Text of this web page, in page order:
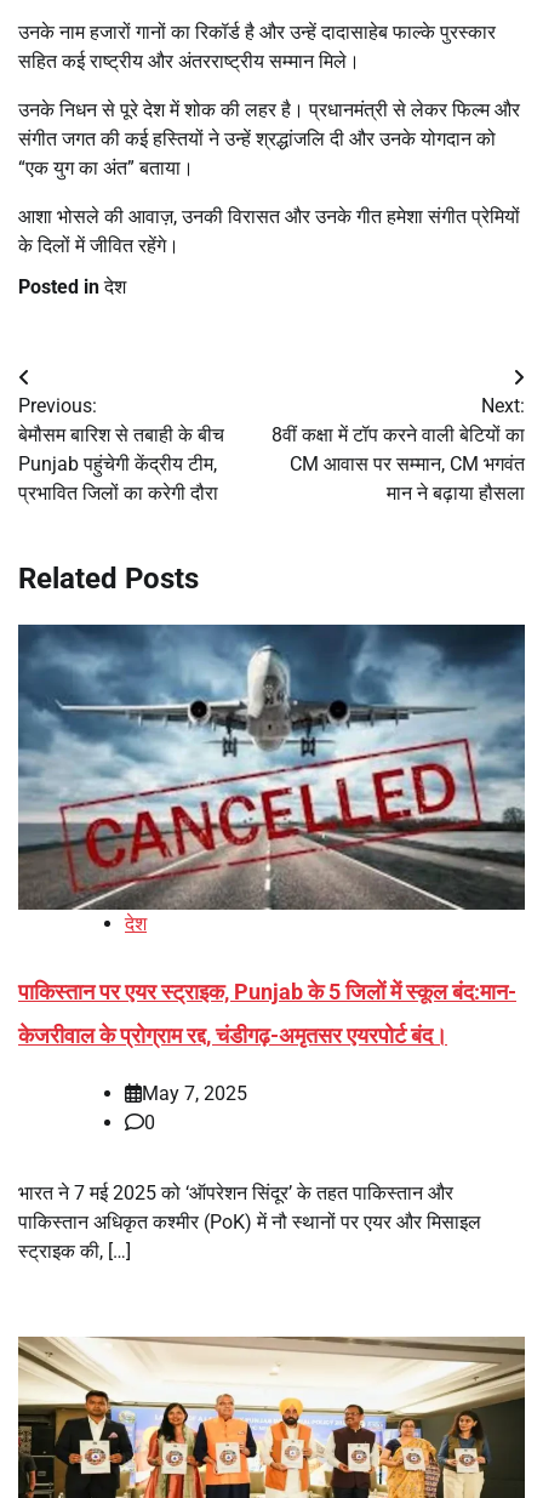
उनके नाम हजारों गानों का रिकॉर्ड है और उन्हें दादासाहेब फाल्के पुरस्कार
सहित कई राष्ट्रीय और अंतरराष्ट्रीय सम्मान मिले।
उनके निधन से पूरे देश में शोक की लहर है। प्रधानमंत्री से लेकर फिल्म और
संगीत जगत की कई हस्तियों ने उन्हें श्रद्धांजलि दी और उनके योगदान को
“एक युग का अंत” बताया।
आशा भोसले की आवाज़, उनकी विरासत और उनके गीत हमेशा संगीत प्रेमियों
के दिलों में जीवित रहेंगे।
Posted inदेश
Post
navigation
Previous:
बेमौसम बारिश से तबाही के बीच
Punjab पहुंचेगी केंद्रीय टीम,
प्रभावित जिलों का करेगी दौरा
Next:
8वीं कक्षा में टॉप करने वाली बेटियों का
CM आवास पर सम्मान, CM भगवंत
मान ने बढ़ाया हौसला
Related Posts
देश
पाकिस्तान पर एयर स्ट्राइक, Punjab के 5 जिलों में स्कूल बंद:मान-
केजरीवाल के प्रोग्राम रद्द, चंडीगढ़-अमृतसर एयरपोर्ट बंद।
May 7, 2025
0
भारत ने 7 मई 2025 को ‘ऑपरेशन सिंदूर’ के तहत पाकिस्तान और
पाकिस्तान अधिकृत कश्मीर (PoK) में नौ स्थानों पर एयर और मिसाइल
स्ट्राइक की, […]